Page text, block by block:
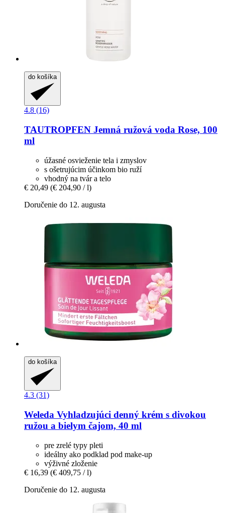
do košíka
4.8 (16)
TAUTROPFEN Jemná ružová voda Rose, 100
ml
úžasné osvieženie tela i zmyslov
s ošetrujúcim účinkom bio ruží
vhodný na tvár a telo
€ 20,49 (€ 204,90 / l)
Doručenie do 12. augusta
do košíka
4.3 (31)
Weleda Vyhladzujúci denný krém s divokou
ružou a bielym čajom, 40 ml
pre zrelé typy pleti
ideálny ako podklad pod make-up
výživné zloženie
€ 16,39 (€ 409,75 / l)
Doručenie do 12. augusta